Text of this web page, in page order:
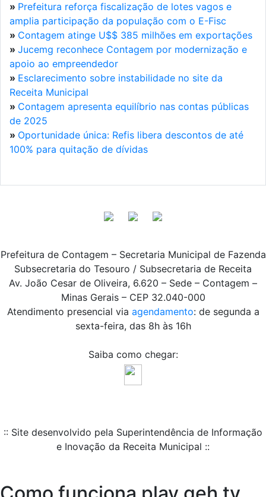
» Prefeitura reforça fiscalização de lotes vagos e
amplia participação da população com o E-Fisc
» Contagem atinge U$$ 385 milhões em exportações
» Jucemg reconhece Contagem por modernização e
apoio ao empreendedor
» Esclarecimento sobre instabilidade no site da
Receita Municipal
» Contagem apresenta equilíbrio nas contas públicas
de 2025
» Oportunidade única: Refis libera descontos de até
100% para quitação de dívidas
Prefeitura de Contagem – Secretaria Municipal de Fazenda
Subsecretaria do Tesouro / Subsecretaria de Receita
Av. João Cesar de Oliveira, 6.620 – Sede – Contagem –
Minas Gerais – CEP 32.040-000
Atendimento presencial via agendamento: de segunda a
sexta-feira, das 8h às 16h
Saiba como chegar:
:: Site desenvolvido pela Superintendência de Informação
e Inovação da Receita Municipal ::